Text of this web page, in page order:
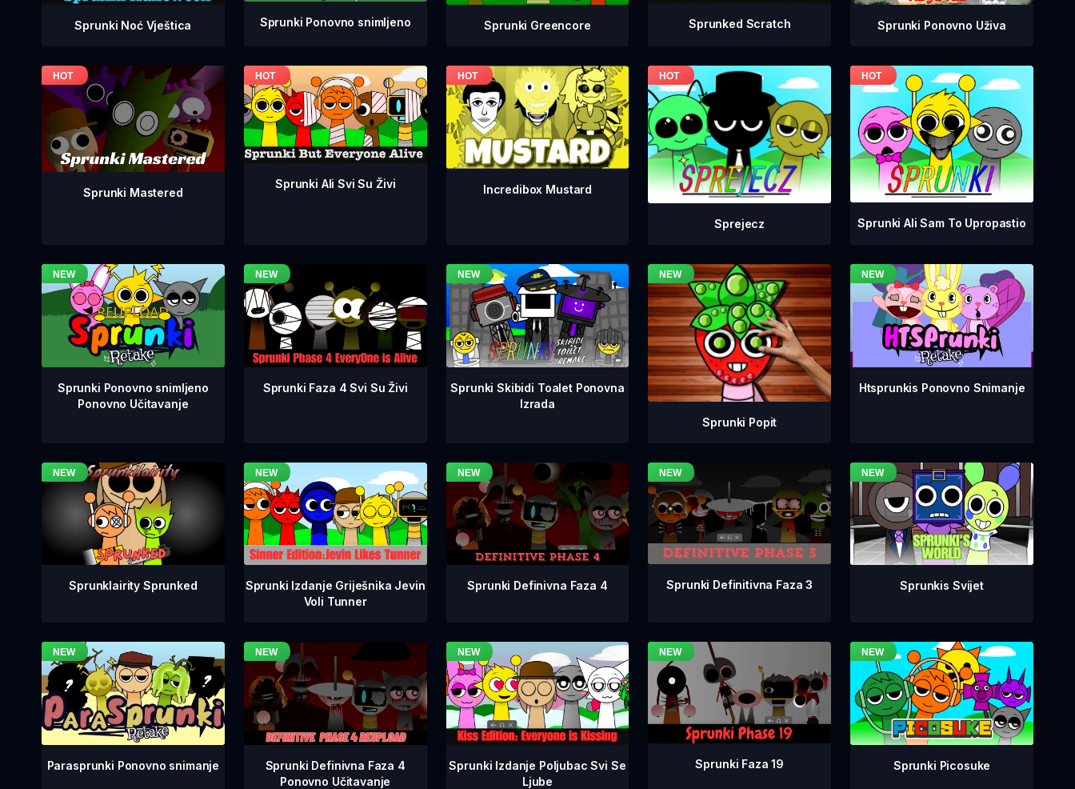
Sprunki Noć Vještica Sprunki Ponovno snimljeno Sprunki Greencore Sprunked Scratch Sprunki Ponovno Uživa
Sprunki Mastered
Sprunki Ali Svi Su Živi Incredibox Mustard
Sprejecz Sprunki Ali Sam To Upropastio
Sprunki Ponovno snimljeno
Ponovno Učitavanje
Sprunki Faza 4 Svi Su Živi
Sprunki Skibidi Toalet Ponovna
Izrada
Sprunki Popit
Htsprunkis Ponovno Snimanje
Sprunklairity Sprunked
Sprunki Izdanje Griješnika Jevin
Voli Tunner
Sprunki Definivna Faza 4 Sprunki Definitivna Faza 3 Sprunkis Svijet
Parasprunki Ponovno snimanje
Sprunki Definivna Faza 4
Ponovno Učitavanje
Sprunki Izdanje Poljubac Svi Se
Ljube
Sprunki Faza 19 Sprunki Picosuke